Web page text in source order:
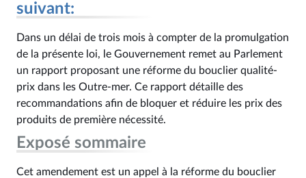
suivant:
Dans un délai de trois mois à compter de la promulgation
de la présente loi, le Gouvernement remet au Parlement
un rapport proposant une réforme du bouclier qualité-
prix dans les Outre-mer. Ce rapport détaille des
recommandations afin de bloquer et réduire les prix des
produits de première nécessité.
Exposé sommaire
Cet amendement est un appel à la réforme du bouclier